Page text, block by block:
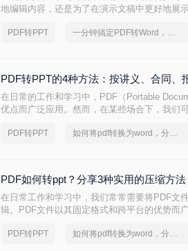
地编辑内容，还是为了在演示文稿中更好地展
己的需求选择最合适的方式。
PDF转PPT 一分钟搞定PDF转Word，这2种简单方法，任意选择
PDF转PPT的4种方法：按讲义、合同、
在日常的工作和学习中，PDF（Portable
优点而广泛应用。然而，在某些场合下，我们
转换那样直接，但通过一些方法和工具，我们
PDF转PPT 如何将pdf转换为word，分享一种简单的方法
PDF如何转ppt？分享3种实用的压缩方法
在日常工作和学习中，我们常常需要将PDF文
辑。PDF文件以其固定格式和跨平台的优势而
帮助您轻松完成这一任务。
PDF转PPT 如何将pdf转换为word，分享一种简单的方法